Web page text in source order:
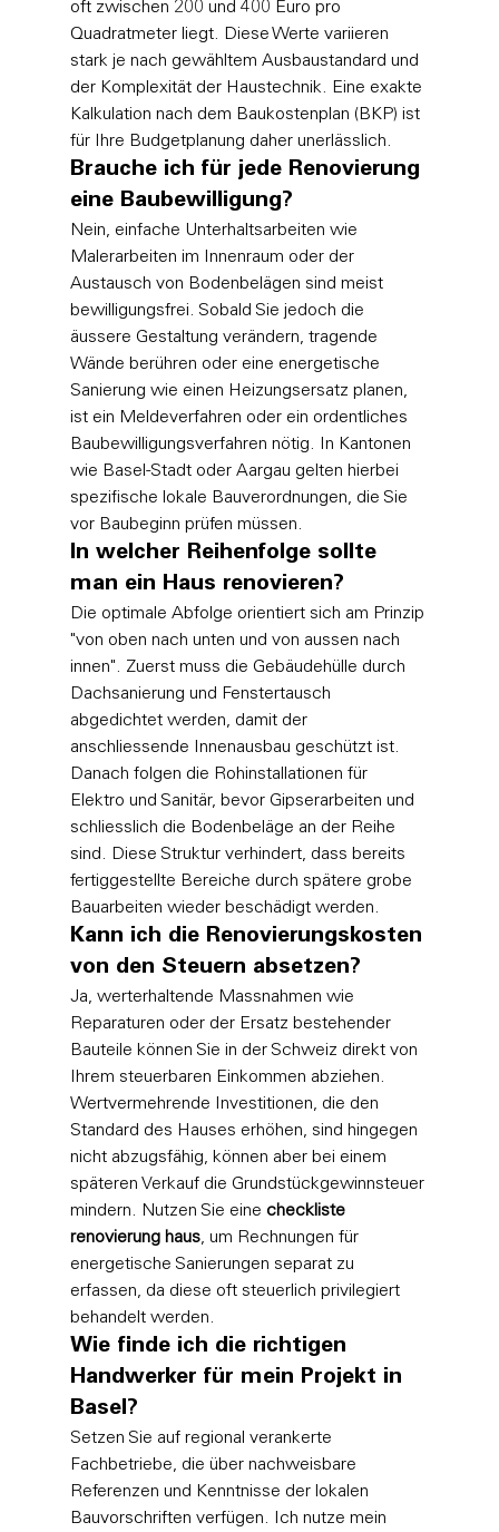
oft zwischen 200 und 400 Euro pro
Quadratmeter liegt. Diese Werte variieren
stark je nach gewähltem Ausbaustandard und
der Komplexität der Haustechnik. Eine exakte
Kalkulation nach dem Baukostenplan (BKP) ist
für Ihre Budgetplanung daher unerlässlich.
Brauche ich für jede Renovierung
eine Baubewilligung?
Nein, einfache Unterhaltsarbeiten wie
Malerarbeiten im Innenraum oder der
Austausch von Bodenbelägen sind meist
bewilligungsfrei. Sobald Sie jedoch die
äussere Gestaltung verändern, tragende
Wände berühren oder eine energetische
Sanierung wie einen Heizungsersatz planen,
ist ein Meldeverfahren oder ein ordentliches
Baubewilligungsverfahren nötig. In Kantonen
wie Basel-Stadt oder Aargau gelten hierbei
spezifische lokale Bauverordnungen, die Sie
vor Baubeginn prüfen müssen.
In welcher Reihenfolge sollte
man ein Haus renovieren?
Die optimale Abfolge orientiert sich am Prinzip
"von oben nach unten und von aussen nach
innen". Zuerst muss die Gebäudehülle durch
Dachsanierung und Fenstertausch
abgedichtet werden, damit der
anschliessende Innenausbau geschützt ist.
Danach folgen die Rohinstallationen für
Elektro und Sanitär, bevor Gipserarbeiten und
schliesslich die Bodenbeläge an der Reihe
sind. Diese Struktur verhindert, dass bereits
fertiggestellte Bereiche durch spätere grobe
Bauarbeiten wieder beschädigt werden.
Kann ich die Renovierungskosten
von den Steuern absetzen?
Ja, werterhaltende Massnahmen wie
Reparaturen oder der Ersatz bestehender
Bauteile können Sie in der Schweiz direkt von
Ihrem steuerbaren Einkommen abziehen.
Wertvermehrende Investitionen, die den
Standard des Hauses erhöhen, sind hingegen
nicht abzugsfähig, können aber bei einem
späteren Verkauf die Grundstückgewinnsteuer
mindern. Nutzen Sie eine checkliste
renovierung haus, um Rechnungen für
energetische Sanierungen separat zu
erfassen, da diese oft steuerlich privilegiert
behandelt werden.
Wie finde ich die richtigen
Handwerker für mein Projekt in
Basel?
Setzen Sie auf regional verankerte
Fachbetriebe, die über nachweisbare
Referenzen und Kenntnisse der lokalen
Bauvorschriften verfügen. Ich nutze mein